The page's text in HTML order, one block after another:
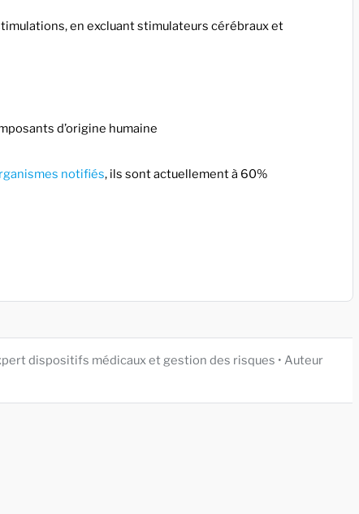
en excluant stimulateurs cérébraux et
d’origine humaine
notifiés, ils sont actuellement à 60%
dispositifs médicaux et gestion des risques • Auteur